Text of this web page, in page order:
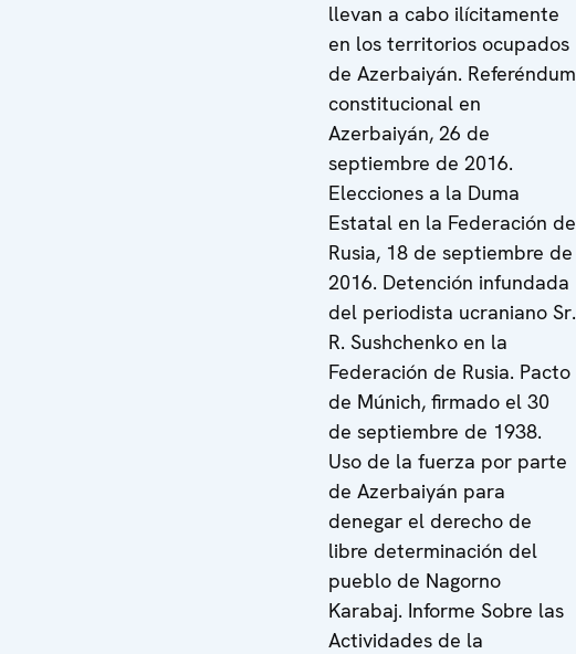
llevan a cabo ilícitamente
en los territorios ocupados
de Azerbaiyán. Referéndum
constitucional en
Azerbaiyán, 26 de
septiembre de 2016.
Elecciones a la Duma
Estatal en la Federación de
Rusia, 18 de septiembre de
2016. Detención infundada
del periodista ucraniano Sr.
R. Sushchenko en la
Federación de Rusia. Pacto
de Múnich, firmado el 30
de septiembre de 1938.
Uso de la fuerza por parte
de Azerbaiyán para
denegar el derecho de
libre determinación del
pueblo de Nagorno
Karabaj. Informe Sobre las
Actividades de la